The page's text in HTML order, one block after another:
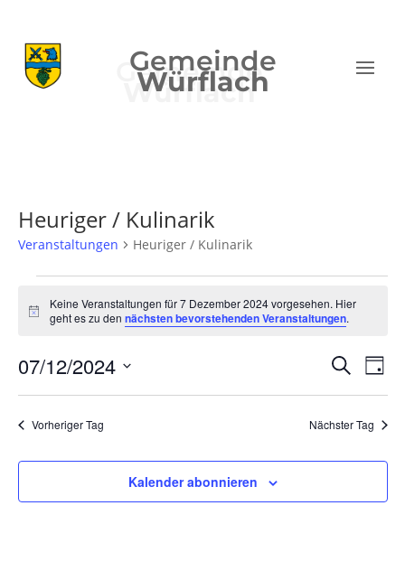
Gemeinde
Würflach
Heuriger / Kulinarik
Veranstaltungen Heuriger / Kulinarik
Veranstaltungen
für
Dezember
2024
Hinweis
Keine Veranstaltungen für 7 Dezember 2024 vorgesehen. Hier
geht es zu dennächsten bevorstehenden Veranstaltungen.
Suche
SucheTag
07/12/2024
Vorheriger Tag Nächster Tag
Kalender abonnieren